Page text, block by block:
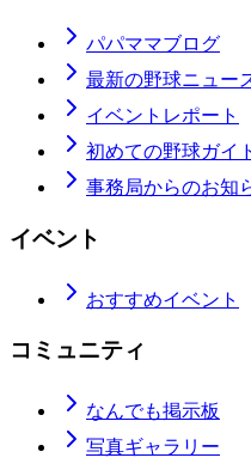
パパママブログ
最新の野球ニュー
イベントレポート
初めての野球ガイ
事務局からのお知
イベント
おすすめイベント
コミュニティ
なんでも掲示板
写真ギャラリー